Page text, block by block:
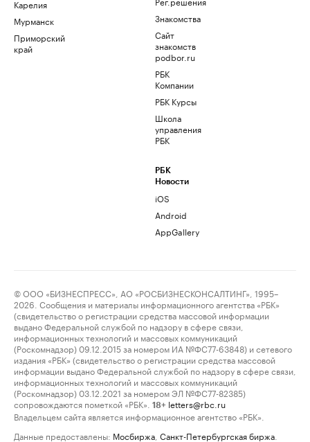
Карелия
Мурманск
Приморский
край
Знакомства
Сайт
знакомств
podbor.ru
РБК
Компании
РБК Курсы
Школа
управления
РБК
РБК
Новости
iOS
Android
AppGallery
© ООО «БИЗНЕСПРЕСС», АО «РОСБИЗНЕСКОНСАЛТИНГ», 1995–
2026. Сообщения и материалы информационного агентства «РБК»
(свидетельство о регистрации средства массовой информации
выдано Федеральной службой по надзору в сфере связи,
информационных технологий и массовых коммуникаций
(Роскомнадзор) 09.12.2015 за номером ИА №ФС77-63848) и сетевого
издания «РБК» (свидетельство о регистрации средства массовой
информации выдано Федеральной службой по надзору в сфере связи,
информационных технологий и массовых коммуникаций
(Роскомнадзор) 03.12.2021 за номером ЭЛ №ФС77-82385)
сопровождаются пометкой «РБК».
18+ letters@rbc.ru
Владельцем сайта является информационное агентство «РБК».
Данные предоставлены: Мосбиржа Санкт-Петербургская биржа